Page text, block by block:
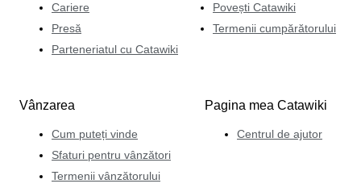
Cariere
Presă
Parteneriatul cu Catawiki
Povești Catawiki
Termenii cumpărătorului
Vânzarea
Cum puteți vinde
Sfaturi pentru vânzători
Termenii vânzătorului
Pagina mea Catawiki
Centrul de ajutor